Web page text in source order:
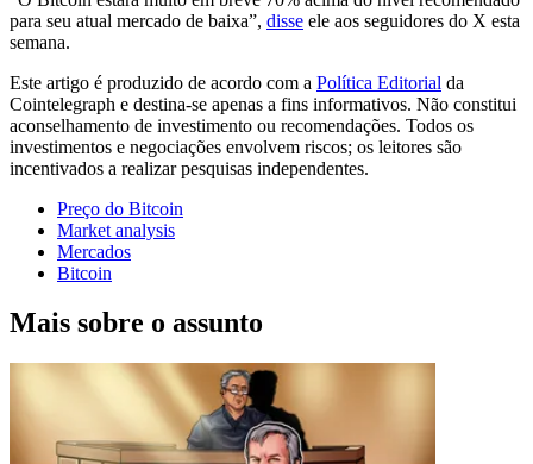
para seu atual mercado de baixa”, disse ele aos seguidores do X esta
semana.
Este artigo é produzido de acordo com a Política Editorial da
Cointelegraph e destina-se apenas a fins informativos. Não constitui
aconselhamento de investimento ou recomendações. Todos os
investimentos e negociações envolvem riscos; os leitores são
incentivados a realizar pesquisas independentes.
Preço do Bitcoin
Market analysis
Mercados
Bitcoin
Mais sobre o assunto